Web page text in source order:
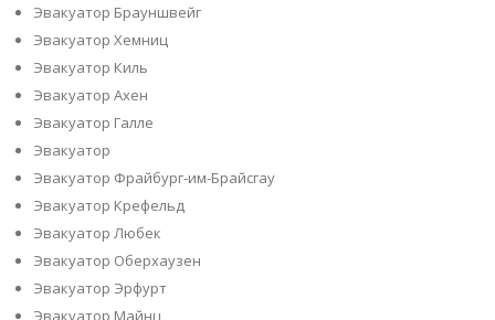
Эвакуатор Брауншвейг
Эвакуатор Хемниц
Эвакуатор Киль
Эвакуатор Ахен
Эвакуатор Галле
Эвакуатор
Эвакуатор Фрайбург-им-Брайсгау
Эвакуатор Крефельд
Эвакуатор Любек
Эвакуатор Оберхаузен
Эвакуатор Эрфурт
Эвакуатор Майнц